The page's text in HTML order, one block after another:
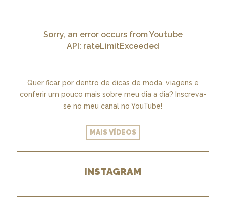
Sorry, an error occurs from Youtube
API: rateLimitExceeded
Quer ficar por dentro de dicas de moda, viagens e
conferir um pouco mais sobre meu dia a dia? Inscreva-
se no meu canal no YouTube!
MAIS VÍDEOS
INSTAGRAM